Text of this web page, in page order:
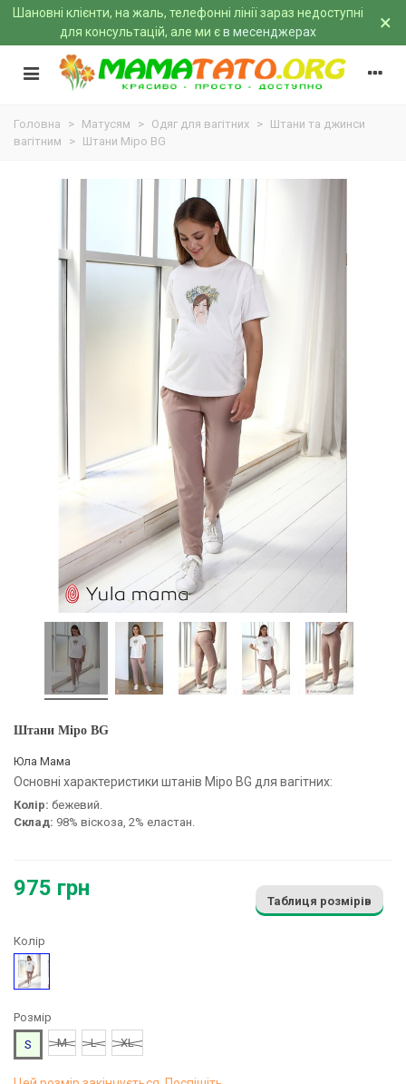
Шановні клієнти, на жаль, телефонні лінії зараз недоступні
для консультацій, але ми єв месенджерах ×
Головна > Матусям > Одяг для вагітних > Штани та джинси
вагітним
> Штани Міро BG
Штани Міро BG
Юла Мама
Основні характеристики штанів Міро BG для вагітних:
Колір: бежевий.
Склад: 98% віскоза, 2% еластан.
975 грн
Таблиця розмірів
Колір
Бежевий
Розмір
S
M L XL